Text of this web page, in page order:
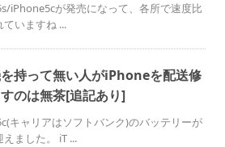
iPhone5cが発売になって、各所で速度比
ていますね ...
持って無い人がiPhoneを配送修
のは無茶[追記あり]
キャリアはソフトバンク)のバッテリーが
ました。 iT ...